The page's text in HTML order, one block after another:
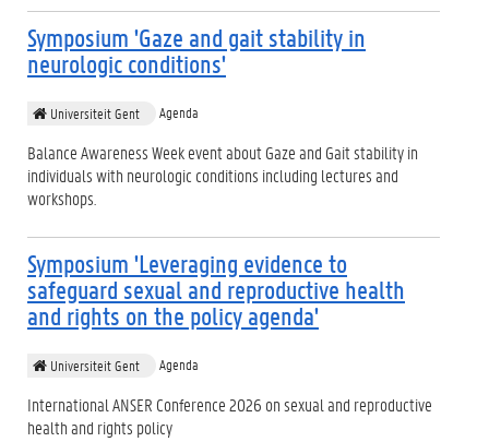
Symposium 'Gaze and gait stability in
neurologic conditions'
Universiteit Gent Agenda
Balance Awareness Week event about Gaze and Gait stability in
individuals with neurologic conditions including lectures and
workshops.
Symposium 'Leveraging evidence to
safeguard sexual and reproductive health
and rights on the policy agenda'
Universiteit Gent Agenda
International ANSER Conference 2026 on sexual and reproductive
health and rights policy